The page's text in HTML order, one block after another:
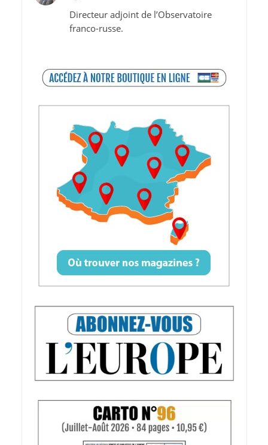
Directeur adjoint de l’Observatoire
franco-russe.